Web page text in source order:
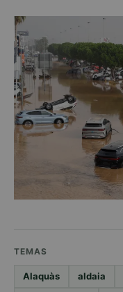
TEMAS
Alaquàs aldaia